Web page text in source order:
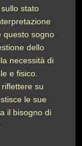
stato
questo sogno
dello
necessità di
e fisico.
su
le sue
il bisogno di